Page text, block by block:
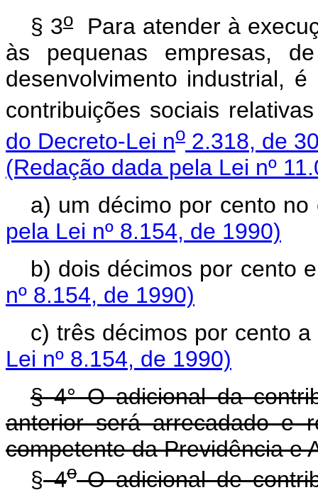
§ 3oPara atender à
às pequenas empresas,
desenvolvimento industrial,
contribuições sociais
do Decreto-Lei no 2.318, de
(Redação dada pela Lei nº
a) um décimo por
pela Lei nº 8.154, de 1990)
b) dois décimos por
nº 8.154, de 1990)
c) três décimos por cento
Lei nº 8.154, de 1990)
§ 4° O adicional da
anterior será arrecadado e
competente da Previdência e
§4oO adicional de